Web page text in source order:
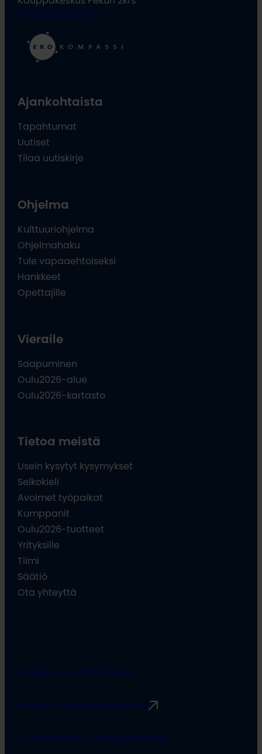
info@oulu2026.eu
Ajankohtaista
Tapahtumat
Uutiset
Tilaa uutiskirje
Ohjelma
Kulttuuriohjelma
Ohjelmahaku
Tule vapaaehtoiseksi
Hankkeet
Opettajille
Vieraile
Saapuminen
Oulu2026-alue
Oulu2026-kartasto
Tietoa meistä
Usein kysytyt kysymykset
Selkokieli
Avoimet työpaikat
Kumppanit
Oulu2026-tuotteet
Yrityksille
Tiimi
Säätiö
Ota yhteyttä
Projektien viestintäohjeet
Rimbert-avustusjärjestelmä
Turvallisemman tilan periaatteet